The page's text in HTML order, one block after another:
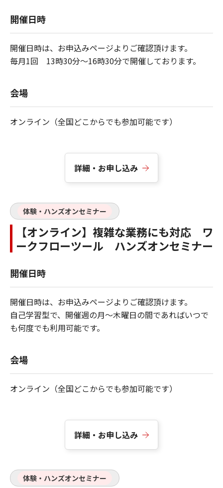
開催日時
開催日時は、お申込みページよりご確認頂けます。
毎月1回 13時30分～16時30分で開催しております。
会場
オンライン（全国どこからでも参加可能です）
詳細・お申し込み
体験・ハンズオンセミナー
【オンライン】複雑な業務にも対応 ワ
ークフローツール ハンズオンセミナー
開催日時
開催日時は、お申込みページよりご確認頂けます。
自己学習型で、開催週の月～木曜日の間であればいつで
も何度でも利用可能です。
会場
オンライン（全国どこからでも参加可能です）
詳細・お申し込み
体験・ハンズオンセミナー